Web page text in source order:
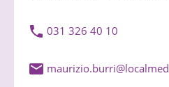
031 326 40 10
m r z b rr l c lm d